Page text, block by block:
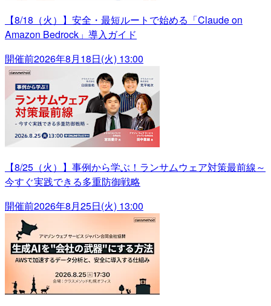
【8/18（火）】安全・最短ルートで始める「Claude on
Amazon Bedrock」導入ガイド
開催前2026年8月18日(火) 13:00
【8/25（火）】事例から学ぶ！ランサムウェア対策最前線～
今すぐ実践できる多重防御戦略
開催前2026年8月25日(火) 13:00